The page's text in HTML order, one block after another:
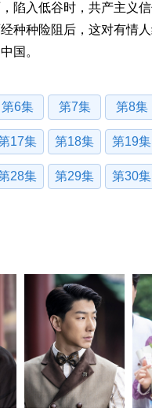
陷入低谷时，共产主义
种种险阻后，这对有情
国。
第6集 第7集 第8集
17集 第18集 第19集
28集 第29集 第30集